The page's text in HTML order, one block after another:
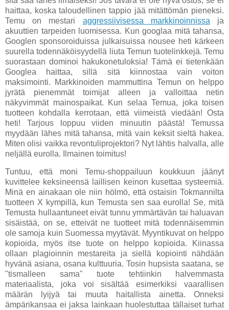
haittaa, koska taloudellinen tappio jää mitättömän pieneksi.
Temu on mestari aggressiivisessa markkinoinnissa ja
akuuttien tarpeiden luomisessa. Kun googlaa mitä tahansa,
Googlen sponsoroiduissa julkaisuissa nousee heti kärkeen
suurella todennäköisyydellä liuta Temun tuotelinkkejä. Temu
suorastaan dominoi hakukonetuloksia! Tämä ei tietenkään
Googlea haittaa, sillä sitä kiinnostaa vain voiton
maksimointi. Markkinoiden mammuttina Temun on helppo
jyrätä pienemmät toimijat alleen ja valloittaa netin
näkyvimmät mainospaikat. Kun selaa Temua, joka toisen
tuotteen kohdalla kerrotaan, että viimeistä viedään! Osta
heti! Tarjous loppuu viiden minuutin päästä! Temussa
myydään lähes mitä tahansa, mitä vain keksit sieltä hakea.
Miten olisi vaikka revontuliprojektori? Nyt lähtis halvalla, alle
neljällä eurolla. Ilmainen toimitus!
Tuntuu, että moni Temu-shoppailuun koukkuun jäänyt
kuvittelee keksineensä laillisen keinon kusettaa systeemiä.
Minä en ainakaan ole niin hölmö, että ostaisin Tokmannilta
tuotteen X kympillä, kun Temusta sen saa eurolla! Se, mitä
Temusta hullaantuneet eivät tunnu ymmärtävän tai haluavan
sisäistää, on se, etteivät ne tuotteet mitä todennäisemmin
ole samoja kuin Suomessa myytävät. Myyntikuvat on helppo
kopioida, myös itse tuote on helppo kopioida. Kiinassa
ollaan plagioinnin mestareita ja siellä kopiointi nähdään
hyvänä asiana, osana kulttuuria. Tosin hupsista saatana, se
"tismalleen sama" tuote tehtiinkin halvemmasta
materiaalista, joka voi sisältää esimerkiksi vaarallisen
määrän lyijyä tai muuta haitallista ainetta. Onneksi
ämpärikansaa ei jaksa lainkaan huolestuttaa tällaiset turhat